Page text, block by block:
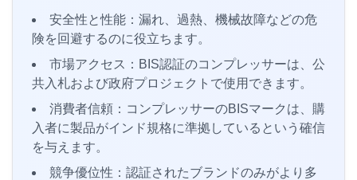
安全性と性能：漏れ、過熱、機械故障などの危
険を回避するのに役立ちます。
市場アクセス：BIS認証のコンプレッサーは、公
共入札および政府プロジェクトで使用できます。
消費者信頼：コンプレッサーのBISマークは、購
入者に製品がインド規格に準拠しているという確信
を与えます。
競争優位性：認証されたブランドのみがより多